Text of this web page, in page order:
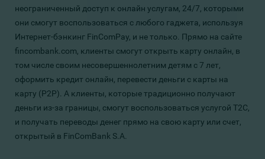
неограниченный доступ к онлайн услугам, 24/7, которыми
они смогут воспользоваться с любого гаджета, используя
Интернет-бэнкинг FinComPay, и не только. Прямо на сайте
fincombank.com, клиенты смогут открыть карту онлайн, в
том числе своим несовершеннолетним детям с 7 лет,
оформить кредит онлайн, перевести деньги с карты на
карту (Р2Р). А клиенты, которые традиционно получают
деньги из-за границы, смогут воспользоваться услугой Т2С,
и получать переводы денег прямо на свою карту или счет,
открытый в FinComBank S.A.